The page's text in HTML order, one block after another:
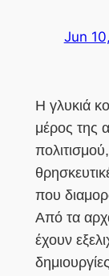
Jun
Η γλυκιά
μέρος της
που
Από τα
έχουν